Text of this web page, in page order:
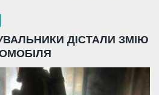
ДІСТАЛИ ЗМІЮ